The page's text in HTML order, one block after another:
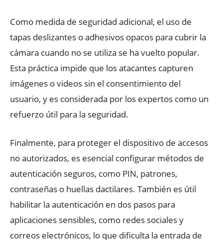
Como medida de seguridad adicional, el uso de
tapas deslizantes o adhesivos opacos para cubrir la
cámara cuando no se utiliza se ha vuelto popular.
Esta práctica impide que los atacantes capturen
imágenes o videos sin el consentimiento del
usuario, y es considerada por los expertos como un
refuerzo útil para la seguridad.
Finalmente, para proteger el dispositivo de accesos
no autorizados, es esencial configurar métodos de
autenticación seguros, como PIN, patrones,
contraseñas o huellas dactilares. También es útil
habilitar la autenticación en dos pasos para
aplicaciones sensibles, como redes sociales y
correos electrónicos, lo que dificulta la entrada de